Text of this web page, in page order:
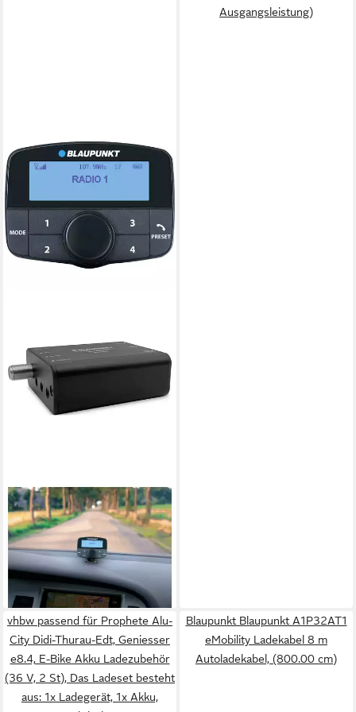
BLAUPUNKT
Blaupunkt DAB'N'PLAY 550
DAB+ Empfänger
Fernbedienung,
Freisprechfunkt Digitalradio
(DAB)
152,25 €
lieferbar - in 2-3 Werktagen bei dir
Ausgangsleistung)
vhbw passend für Prophete Alu-
City Didi-Thurau-Edt, Geniesser
e8.4, E-Bike Akku Ladezubehör
(36 V, 2 St), Das Ladeset besteht
aus: 1x Ladegerät, 1x Akku,
Blaupunkt Blaupunkt A1P32AT1
eMobility Ladekabel 8 m
Autoladekabel, (800.00 cm)